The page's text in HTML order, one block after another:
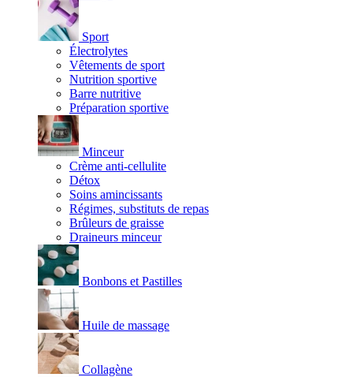
Sport
Électrolytes
Vêtements de sport
Nutrition sportive
Barre nutritive
Préparation sportive
Minceur
Crème anti-cellulite
Détox
Soins amincissants
Régimes, substituts de repas
Brûleurs de graisse
Draineurs minceur
Bonbons et Pastilles
Huile de massage
Collagène